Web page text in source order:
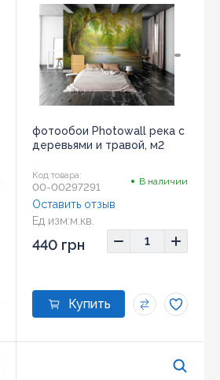
фотообои Photowall река с
деревьями и травой, м2
Код товара:
00-00297291 В наличии
Ед изм:м.кв.
Оставить отзыв
440 грн